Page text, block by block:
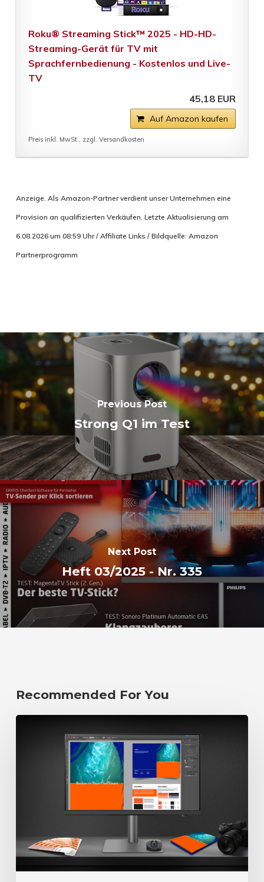
Roku® Streaming Stick™ 2025 - HD-HD-
Streaming-Gerät für TV mit
Sprachfernbedienung - Kostenlos und Live-
TV
45,18 EUR
Auf Amazon kaufen
Preis inkl. MwSt., zzgl. Versandkosten
Anzeige. Als Amazon-Partner verdient unser Unternehmen eine
Provision an qualifizierten Verkäufen. Letzte Aktualisierung am
6.08.2026 um 08:59 Uhr / Affiliate Links / Bildquelle: Amazon
Partnerprogramm
Previous Post
Strong Q1 im Test
Next Post
Heft 03/2025 - Nr. 335
Recommended For You